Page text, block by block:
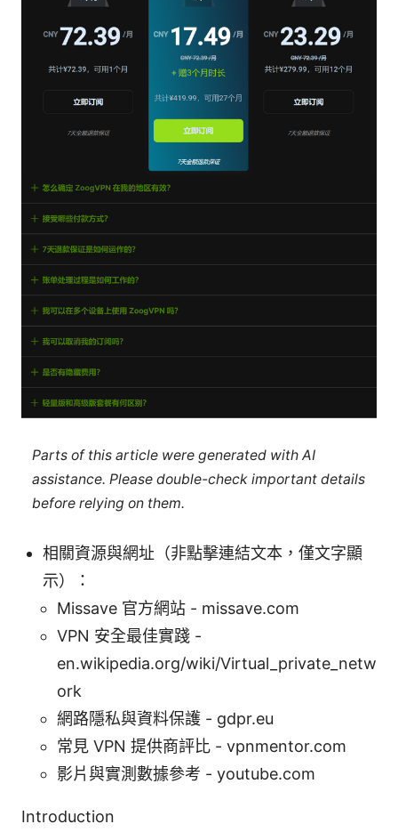
Parts of this article were generated with AI
assistance. Please double-check important details
before relying on them.
相關資源與網址（非點擊連結文本，僅文字顯
示）：
Missave 官方網站 - missave.com
VPN 安全最佳實踐 -
en.wikipedia.org/wiki/Virtual_private_netw
ork
網路隱私與資料保護 - gdpr.eu
常見 VPN 提供商評比 - vpnmentor.com
影片與實測數據參考 - youtube.com
Introduction